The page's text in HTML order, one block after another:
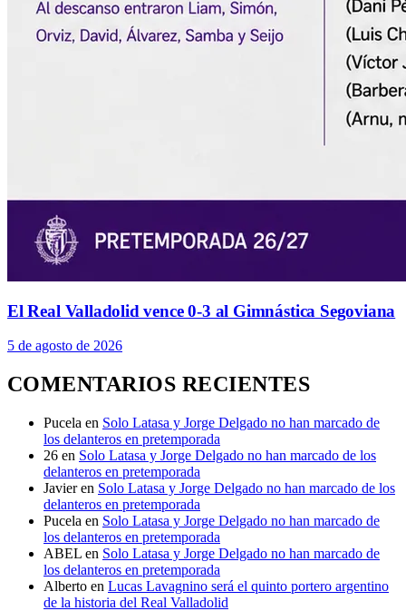
El Real Valladolid vence 0-3 al Gimnástica Segoviana
5 de agosto de 2026
COMENTARIOS RECIENTES
Pucela en Solo Latasa y Jorge Delgado no han marcado de
los delanteros en pretemporada
26 en Solo Latasa y Jorge Delgado no han marcado de los
delanteros en pretemporada
Javier en Solo Latasa y Jorge Delgado no han marcado de los
delanteros en pretemporada
Pucela en Solo Latasa y Jorge Delgado no han marcado de
los delanteros en pretemporada
ABEL en Solo Latasa y Jorge Delgado no han marcado de
los delanteros en pretemporada
Alberto en Lucas Lavagnino será el quinto portero argentino
de la historia del Real Valladolid